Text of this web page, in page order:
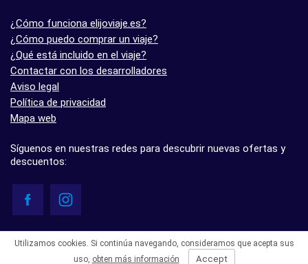
¿Cómo funciona elijoviaje.es?
¿Cómo puedo comprar un viaje?
¿Qué está incluido en el viaje?
Contactar con los desarrolladores
Aviso legal
Política de privacidad
Mapa web
Síguenos en nuestras redes para descubrir nuevas ofertas y
descuentos:
- 5.0 basado en 7 opiniones
Utilizamos cookies. Si continúa navegando, consideramos que acepta sus
uso, obten más información Accept